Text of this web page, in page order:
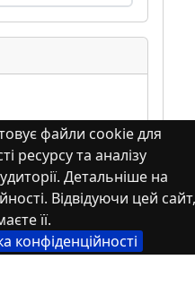
файли cookie для
ресурсу та аналізу
Детальніше на
Відвідуючи цей сайт,
її.
конфіденційності